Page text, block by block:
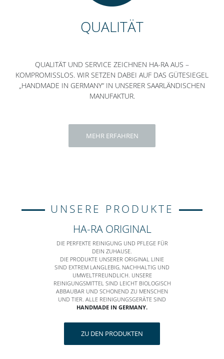
QUALITÄT
QUALITÄT UND SERVICE ZEICHNEN HA-RA AUS –
KOMPROMISSLOS. WIR SETZEN DABEI AUF DAS GÜTESIEGEL
„HANDMADE IN GERMANY“ IN UNSERER SAARLÄNDISCHEN
MANUFAKTUR.
MEHR ERFAHREN
UNSERE PRODUKTE
HA-RA ORIGINAL
DIE PERFEKTE REINIGUNG UND PFLEGE FÜR
DEIN ZUHAUSE.
DIE PRODUKTE UNSERER ORIGINAL LINIE
SIND EXTREM LANGLEBIG, NACHHALTIG UND
UMWELTFREUNDLICH. UNSERE
REINIGUNGSMITTEL SIND LEICHT BIOLOGISCH
ABBAUBAR UND SCHONEND ZU MENSCHEN
UND TIER. ALLE REINIGUNGSGERÄTE SIND
HANDMADE IN GERMANY.
ZU DEN PRODUKTEN